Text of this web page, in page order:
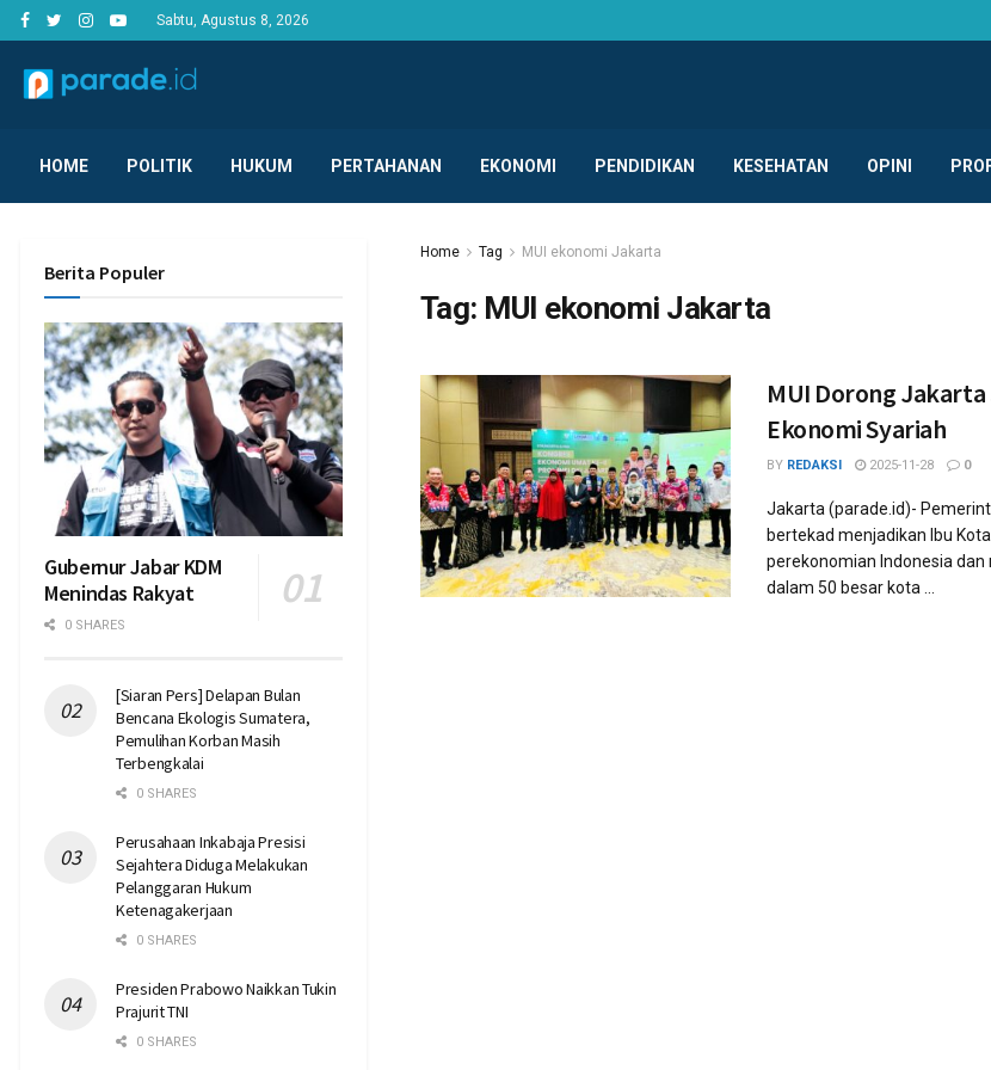
Sabtu, Agustus 8, 2026
HOME POLITIK HUKUM PERTAHANAN EKONOMI PENDIDIKAN KESEHATAN OPINI
Home Tag MUI ekonomi Jakarta
Tag: MUI ekonomi Jakarta
MUI Dorong
Ekonomi Syariah
BY REDAKSI 2025-11-28 0
Jakarta (parade.id)-
bertekad menjadikan Ibu
perekonomian Indonesia
dalam 50 besar kota ...
Berita Populer
Gubernur Jabar KDM
Menindas Rakyat
0 SHARES
[Siaran Pers] Delapan Bulan
Bencana Ekologis Sumatera,
Pemulihan Korban Masih
Terbengkalai
0 SHARES
Perusahaan Inkabaja Presisi
Sejahtera Diduga Melakukan
Pelanggaran Hukum
Ketenagakerjaan
0 SHARES
Presiden Prabowo Naikkan Tukin
Prajurit TNI
0 SHARES